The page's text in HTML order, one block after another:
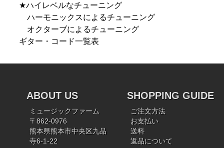
★ハイレベルなチューニング
ハーモニックスによるチューニング
オクターブによるチューニング
ギター・コード一覧表
ABOUT US
ミュージックファーム
〒862-0976
熊本県熊本市中央区九品
寺6-1-22
SHOPPING GUIDE
ご注文方法
お支払い
送料
返品について